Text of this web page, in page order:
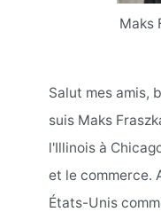
Maks
Salut mes amis,
suis Maks
l'Illinois à
et le commerce.
États-Unis